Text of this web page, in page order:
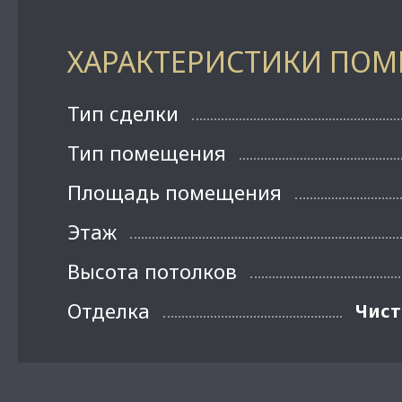
ХАРАКТЕРИСТИКИ
Тип сделки
Тип помещения
Площадь помещения
Этаж
Высота потолков
Отделка